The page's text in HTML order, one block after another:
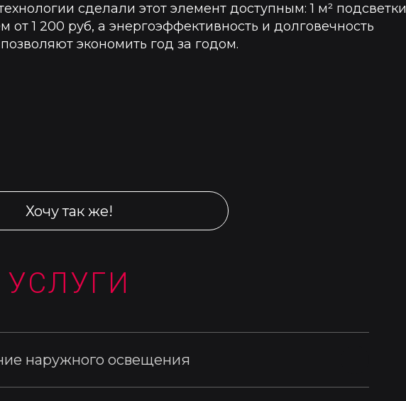
сделали этот элемент доступным: 1 м² подсветки
от 1 200 руб, а энергоэффективность и долговечность
экономить год за годом.
Хочу так же!
УСЛУГИ
наружного освещения